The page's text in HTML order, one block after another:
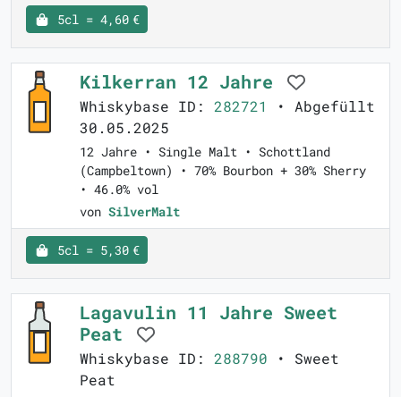
5cl = 4,60 €
Kilkerran 12 Jahre
Whiskybase ID: 282721
• Abgefüllt
30.05.2025
12 Jahre • Single Malt • Schottland
(Campbeltown) • 70% Bourbon + 30% Sherry
• 46.0% vol
von SilverMalt
5cl = 5,30 €
Lagavulin 11 Jahre Sweet
Peat
Whiskybase ID: 288790 • Sweet
Peat